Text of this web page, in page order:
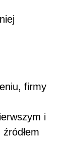
firmy
i